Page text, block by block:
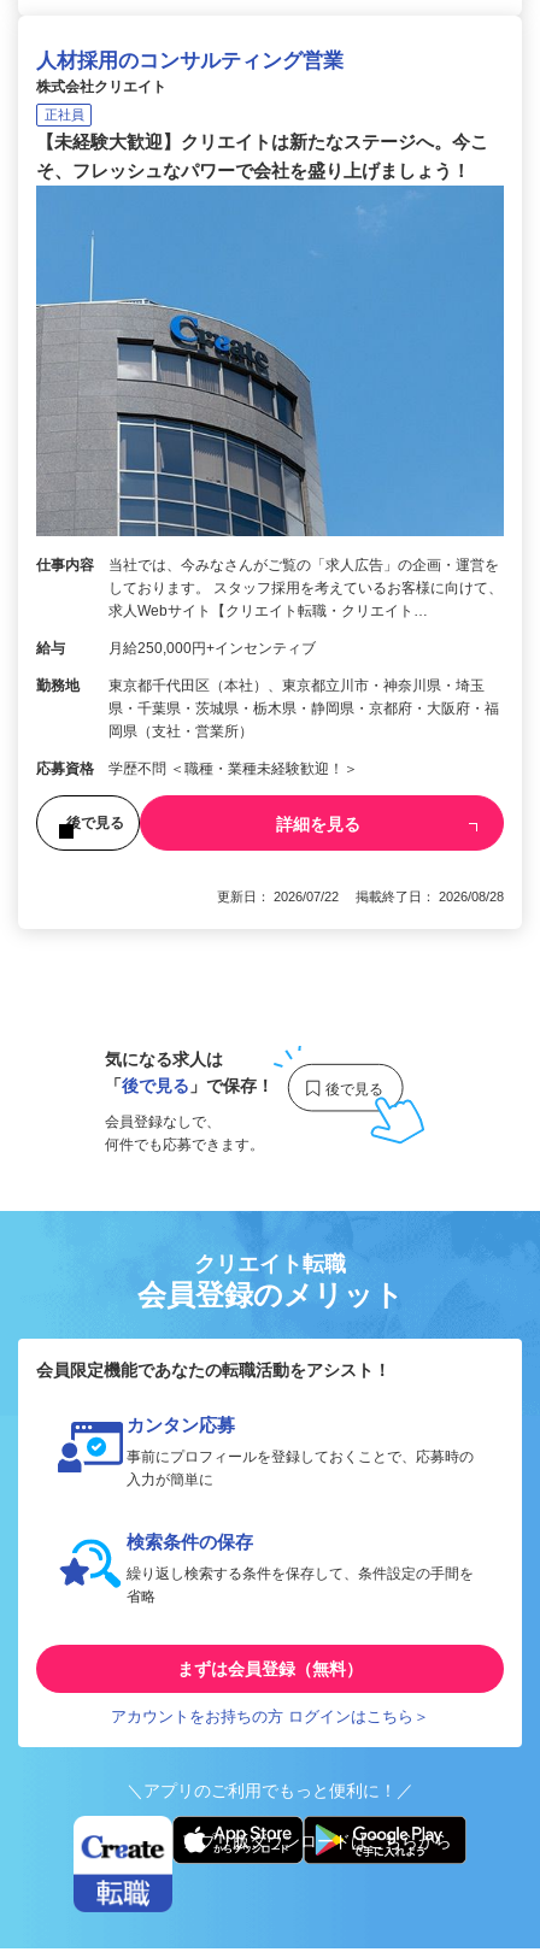
人材採用のコンサルティング営業
株式会社クリエイト
正社員
【未経験大歓迎】クリエイトは新たなステージへ。今こ
そ、フレッシュなパワーで会社を盛り上げましょう！
仕事内容
当社では、今みなさんがご覧の「求人広告」の企画・運営を
しております。 スタッフ採用を考えているお客様に向けて、
求人Webサイト【クリエイト転職・クリエイト…
給与 月給250,000円+インセンティブ
勤務地
東京都千代田区（本社）、東京都立川市・神奈川県・埼玉
県・千葉県・茨城県・栃木県・静岡県・京都府・大阪府・福
岡県（支社・営業所）
応募資格 学歴不問 ＜職種・業種未経験歓迎！＞
後で見る 詳細を見る
更新日： 2026/07/22 掲載終了日： 2026/08/28
気になる求人は
「後で見る 」で保存！
会員登録なしで、
何件でも応募できます。
クリエイト転職
会員登録のメリット
会員限定機能であなたの転職活動をアシスト！
カンタン応募
事前にプロフィールを登録しておくことで、応募時の
入力が簡単に
検索条件の保存
繰り返し検索する条件を保存して、条件設定の手間を
省略
まずは会員登録（無料）
アカウントをお持ちの方 ログインはこちら＞
＼アプリのご利用でもっと便利に！／
アプリ版ダウンロードはこちらから